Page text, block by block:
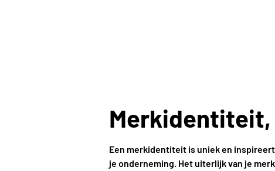
Merkidentiteit,
Een merkidentiteit is uniek en
je onderneming. Het uiterlijk van je